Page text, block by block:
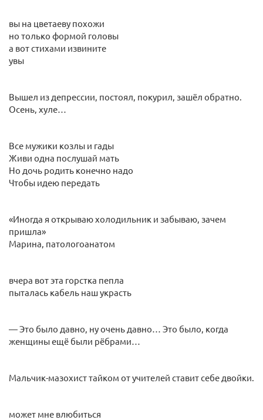
вы на цветаеву похожи
но только формой головы
а вот стихами извините
увы
Вышел из депрессии, постоял, покурил, зашёл обратно.
Осень, хуле…
Все мужики козлы и гады
Живи одна послушай мать
Но дочь родить конечно надо
Чтобы идею передать
«Иногда я открываю холодильник и забываю, зачем
пришла»
Марина, патологоанатом
вчера вот эта горстка пепла
пыталась кабель наш украсть
— Это было давно, ну очень давно… Это было, когда
женщины ещё были рёбрами…
Мальчик-мазохист тайком от учителей ставит себе двойки.
может мне влюбиться